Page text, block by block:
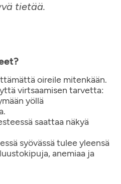
tietää.
oireile mitenkään.
virtsaamisen tarvetta:
yöllä
saattaa näkyä
syövässä tulee yleensä
anemiaa ja